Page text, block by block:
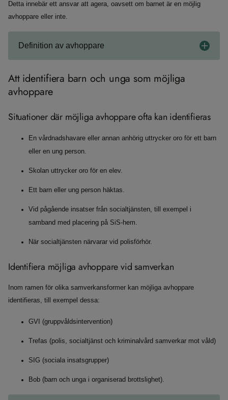
Detta innebär ett ansvar att agera, oavsett om barnet är en möjlig
avhoppare eller inte.
Definition av avhoppare
Att identifiera barn och unga som möjliga
avhoppare
Situationer där möjliga avhoppare ofta kan identifieras
En vårdnadshavare eller annan anhörig uttrycker oro för ett barn
eller en ung person.
Skolan uttrycker oro för en elev.
Ett barn eller ung person häktas.
Vid pågående insatser från socialtjänsten, till exempel i
samband med placering på SiS-hem.
När socialtjänsten närvarar vid polisförhör.
Identifiera möjliga avhoppare vid samverkan
Inom ramen för olika samverkansformer kan möjliga avhoppare
identifieras, till exempel dessa:
GVI (gruppvåldsintervention)
Trefas (polis, socialtjänst och kriminalvård samverkar mot våld)
SIG (sociala insatsgrupper)
Bob (barn och unga i organiserad brottslighet).